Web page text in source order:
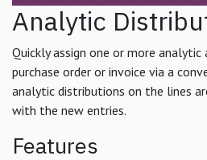
Analytic
Quickly assign one or more
purchase order or invoice via a
analytic distributions on the lines
with the new entries.
Features